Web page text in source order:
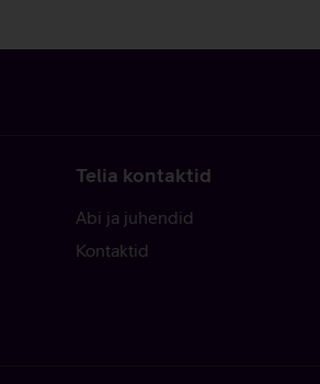
Telia kontaktid
Abi ja juhendid
Kontaktid